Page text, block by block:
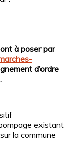
à poser par
d’ordre
existant
la commune